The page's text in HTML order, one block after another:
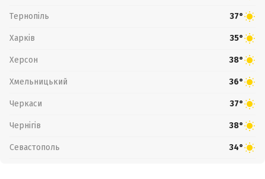
Тернопіль 37°
Харків 35°
Херсон 38°
Хмельницький 36°
Черкаси 37°
Чернігів 38°
Севастополь 34°